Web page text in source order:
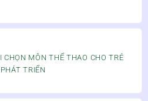
CHỌN MÔN THỂ THAO CHO TRẺ
TRIỂN